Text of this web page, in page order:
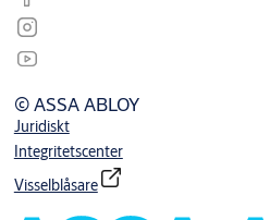
© ASSA ABLOY
Juridiskt
Integritetscenter
Visselblåsare